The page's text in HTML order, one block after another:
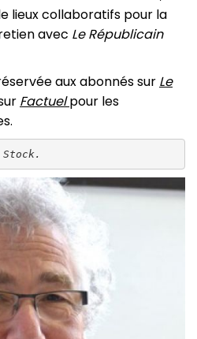
lieux collaboratifs pour la
avec Le Républicain
aux abonnés sur Le
Factuelpour les